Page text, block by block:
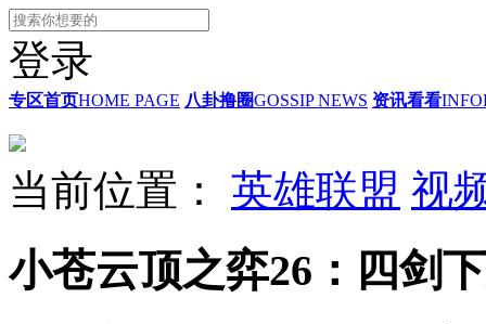
登录
专区首页HOME PAGE 八卦撸圈GOSSIP NEWS 资讯看看
当前位置： 英雄联盟 视
小苍云顶之弈26：四剑